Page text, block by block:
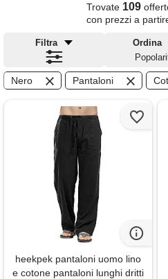
Trovate 109
con prezzi a
Filtra
Ordina
Nero Pantaloni
heekpek pantaloni uomo lino
e cotone pantaloni lunghi dritti